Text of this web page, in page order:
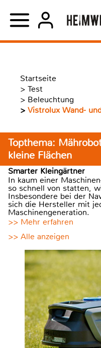
Startseite
> Test
> Beleuchtung
> Vistrolux Wand-
Topthema:
kleine Flächen
Smarter Kleingärtner
In kaum einer
so schnell von statten,
Insbesondere bei der
sich die Hersteller mit
Maschinengeneration.
>> Mehr erfahren
>> Alle anzeigen